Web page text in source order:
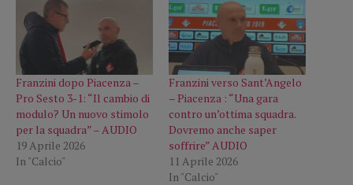
Franzini dopo Piacenza –
Pro Sesto 3-1: “Il cambio di
modulo? Un nuovo stimolo
per la squadra” – AUDIO
19 Aprile 2026
In "Calcio"
Franzini verso Sant’Angelo
– Piacenza : “Una gara
contro un’ottima squadra.
Dovremo anche saper
soffrire” AUDIO
11 Aprile 2026
In "Calcio"